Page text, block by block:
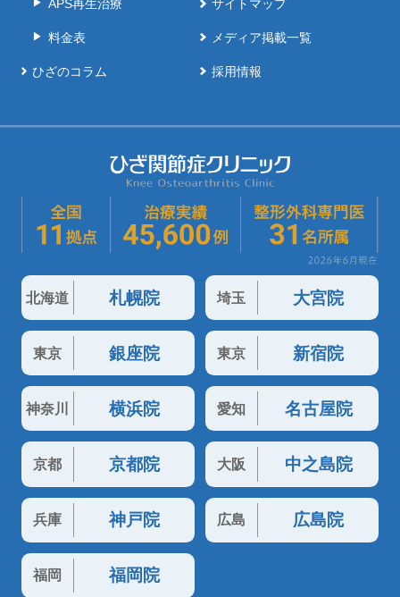
APS再生治療
料金表
ひざのコラム
サイトマップ
メディア掲載一覧
採用情報
北海道 札幌院 埼玉 大宮院
東京 銀座院 東京 新宿院
神奈川 横浜院 愛知 名古屋院
京都 京都院 大阪 中之島院
兵庫 神戸院 広島 広島院
福岡 福岡院